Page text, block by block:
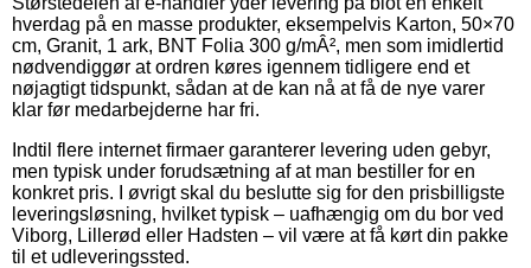
hverdag på en masse produkter, eksempelvis Karton, 50×70
cm, Granit, 1 ark, BNT Folia 300 g/mÂ², men som imidlertid
nødvendiggør at ordren køres igennem tidligere end et
nøjagtigt tidspunkt, sådan at de kan nå at få de nye varer
klar før medarbejderne har fri.
Indtil flere internet firmaer garanterer levering uden gebyr,
men typisk under forudsætning af at man bestiller for en
konkret pris. I øvrigt skal du beslutte sig for den prisbilligste
leveringsløsning, hvilket typisk – uafhængig om du bor ved
Viborg, Lillerød eller Hadsten – vil være at få kørt din pakke
til et udleveringssted.